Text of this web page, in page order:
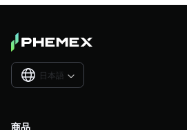
日本語 
商品